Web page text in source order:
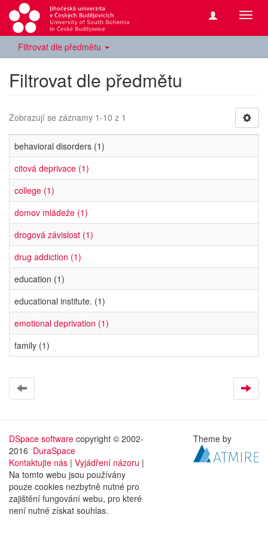
Filtrovat dle předmětu
Filtrovat dle předmětu
Zobrazují se záznamy 1-10 z 1
behavioral disorders (1)
citová deprivace (1)
college (1)
domov mládeže (1)
drogová závislost (1)
drug addiction (1)
education (1)
educational institute. (1)
emotional deprivation (1)
family (1)
DSpace software copyright © 2002-
2016 DuraSpace
Kontaktujte nás | Vyjádření názoru |
Na tomto webu jsou používány
pouze cookies nezbytně nutné pro
zajištění fungování webu, pro které
není nutné získat souhlas.
Theme by